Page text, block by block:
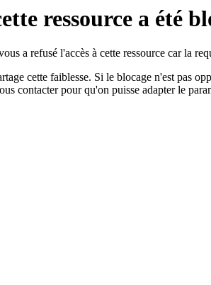
ressource a été
a refusé l'accès à cette ressource car la
cette faiblesse. Si le blocage n'est pas
contacter pour qu'on puisse adapter le